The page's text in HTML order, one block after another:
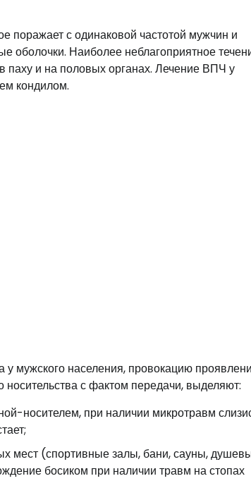
поражает с одинаковой частотой мужчин и
оболочки. Наиболее неблагоприятное
паху и на половых органах. Лечение ВПЧ у
кондилом.
мужского населения, провокацию
с фактом передачи, выделяют:
носителем, при наличии микротравм
мест (спортивные залы, бани, сауны,
босиком при наличии травм на стопах